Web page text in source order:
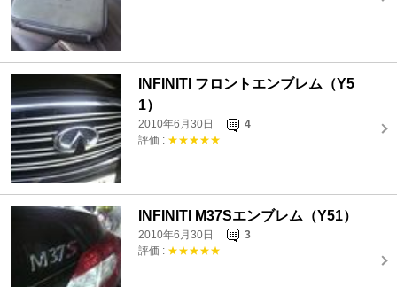
INFINITI フロントエンブレム（Y5
1）
2010年6月30日
4
評価 : ★★★★★
INFINITI M37Sエンブレム（Y51）
2010年6月30日
3
評価 : ★★★★★